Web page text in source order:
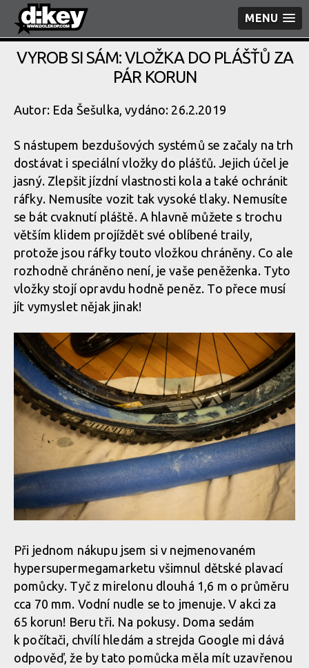
MENU
VYROB SI SÁM: VLOŽKA DO PLÁŠŤŮ ZA
PÁR KORUN
Autor: Eda Šešulka, vydáno: 26.2.2019
S nástupem bezdušových systémů se začaly na trh
dostávat i speciální vložky do plášťů. Jejich účel je
jasný. Zlepšit jízdní vlastnosti kola a také ochránit
ráfky. Nemusíte vozit tak vysoké tlaky. Nemusíte
se bát cvaknutí pláště. A hlavně můžete s trochu
větším klidem projíždět své oblíbené traily,
protože jsou ráfky touto vložkou chráněny. Co ale
rozhodně chráněno není, je vaše peněženka. Tyto
vložky stojí opravdu hodně peněz. To přece musí
jít vymyslet nějak jinak!
Při jednom nákupu jsem si v nejmenovaném
hypersupermega­marketu všimnul dětské plavací
pomůcky. Tyč z mirelonu dlouhá 1,6 m o průměru
cca 70 mm. Vodní nudle se to jmenuje. V akci za
65 korun! Beru tři. Na pokusy. Doma sedám
k počítači, chvílí hledám a strejda Google mi dává
odpověď, že by tato pomůcka měla mít uzavřenou